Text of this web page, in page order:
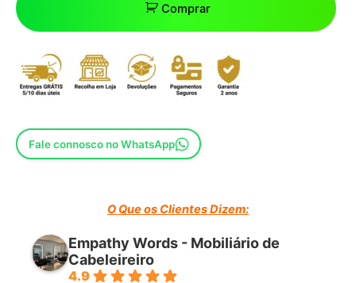
Comprar
Fale connosco no WhatsApp
O Que os Clientes Dizem:
Empathy Words - Mobiliário de
Cabeleireiro
4.9